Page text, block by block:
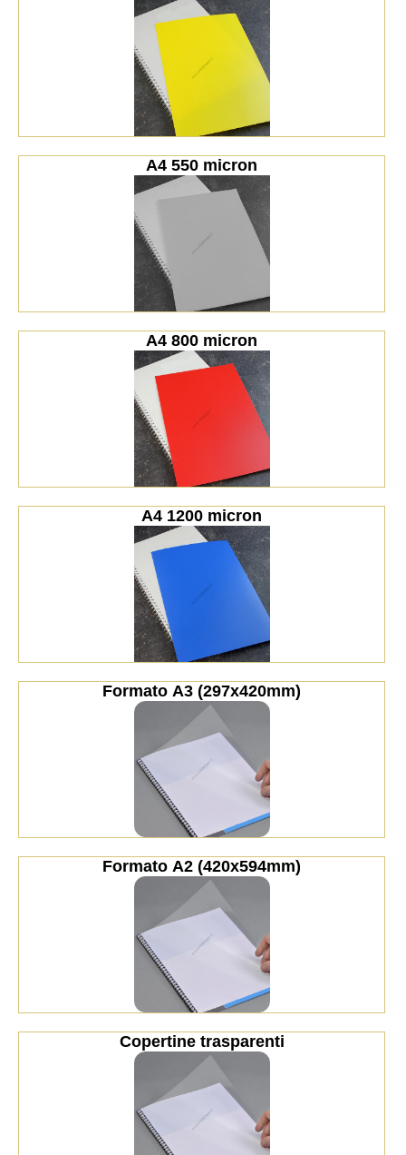
A4 550 micron
A4 800 micron
A4 1200 micron
Formato A3 (297x420mm)
Formato A2 (420x594mm)
Copertine trasparenti